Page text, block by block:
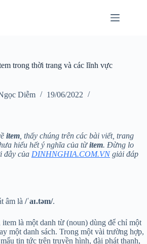
trong thời trang và các lĩnh vực
Diễm
19/06/2022
item , thấy chúng trên các bài viết, trang
hiểu hết ý nghĩa của từitem. Đừng lo
đây của DINHNGHIA.COM.VNgiải đáp
âm là /ˈaɪ.təm/.
là một danh từ (noun) dùng để chỉ một
một danh sách. Trong một vài trường hợp,
tin tức trên truyền hình, đài phát thanh,